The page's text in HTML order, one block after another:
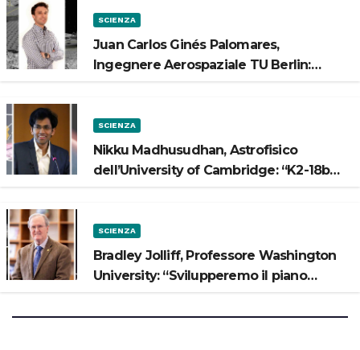
SCIENZA
Juan Carlos Ginés Palomares,
Ingegnere Aerospaziale TU Berlin:
SCIENZA
Nikku Madhusudhan, Astrofisico
dell’University of Cambridge: “K2-18b
SCIENZA
Bradley Jolliff, Professore Washington
University: “Svilupperemo il piano